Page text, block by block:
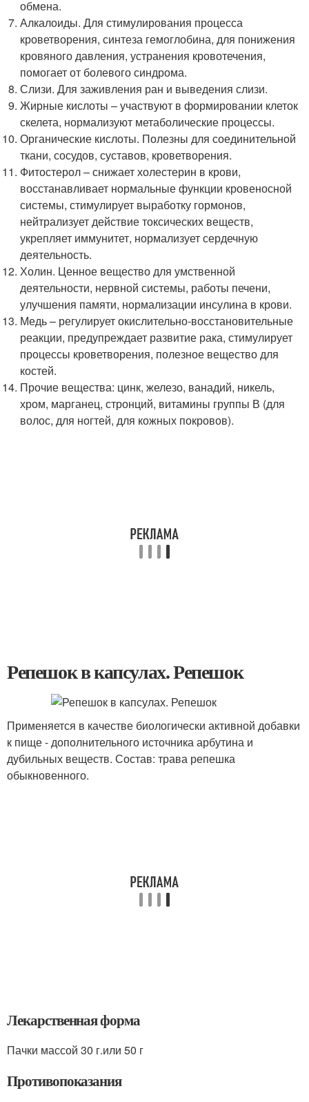
обмена.
Алкалоиды. Для стимулирования процесса
кроветворения, синтеза гемоглобина, для понижения
кровяного давления, устранения кровотечения,
помогает от болевого синдрома.
Слизи. Для заживления ран и выведения слизи.
Жирные кислоты – участвуют в формировании клеток
скелета, нормализуют метаболические процессы.
Органические кислоты. Полезны для соединительной
ткани, сосудов, суставов, кроветворения.
Фитостерол – снижает холестерин в крови,
восстанавливает нормальные функции кровеносной
системы, стимулирует выработку гормонов,
нейтрализует действие токсических веществ,
укрепляет иммунитет, нормализует сердечную
деятельность.
Холин. Ценное вещество для умственной
деятельности, нервной системы, работы печени,
улучшения памяти, нормализации инсулина в крови.
Медь – регулирует окислительно-восстановительные
реакции, предупреждает развитие рака, стимулирует
процессы кроветворения, полезное вещество для
костей.
Прочие вещества: цинк, железо, ванадий, никель,
хром, марганец, стронций, витамины группы В (для
волос, для ногтей, для кожных покровов).
Репешок в капсулах. Репешок
Применяется в качестве биологически активной добавки
к пище - дополнительного источника арбутина и
дубильных веществ. Состав: трава репешка
обыкновенного.
Лекарственная форма
Пачки массой 30 г.или 50 г
Противопоказания